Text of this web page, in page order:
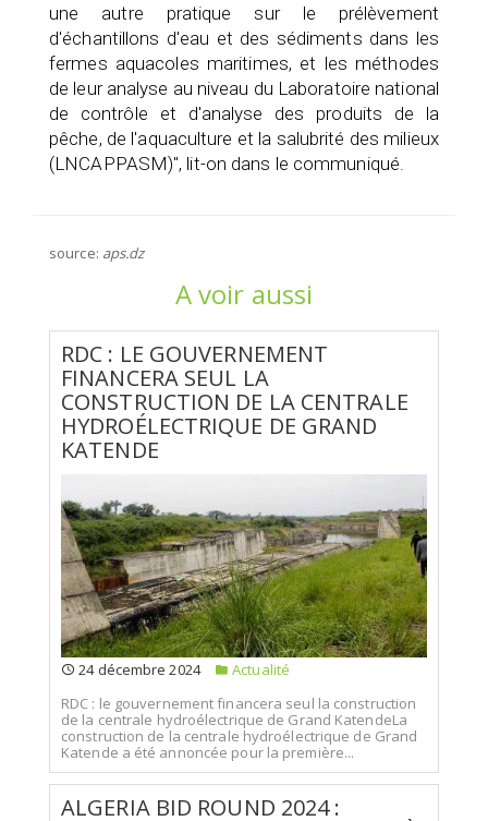
une autre pratique sur le prélèvement
d'échantillons d'eau et des sédiments dans les
fermes aquacoles maritimes, et les méthodes
de leur analyse au niveau du Laboratoire national
de contrôle et d'analyse des produits de la
pêche, de l'aquaculture et la salubrité des milieux
(LNCAPPASM)", lit-on dans le communiqué.
source: aps.dz
A voir aussi
RDC : LE GOUVERNEMENT
FINANCERA SEUL LA
CONSTRUCTION DE LA CENTRALE
HYDROÉLECTRIQUE DE GRAND
KATENDE
24 décembre 2024
Actualité
RDC : le gouvernement financera seul la construction
de la centrale hydroélectrique de Grand KatendeLa
construction de la centrale hydroélectrique de Grand
Katende a été annoncée pour la première...
ALGERIA BID ROUND 2024 :